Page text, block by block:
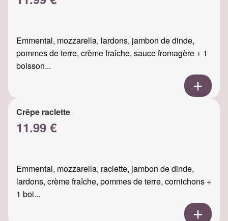
Emmental, mozzarella, lardons, jambon de dinde,
pommes de terre, crème fraîche, sauce fromagère + 1
boisson...
Crêpe raclette
11.99 €
Emmental, mozzarella, raclette, jambon de dinde,
lardons, crème fraîche, pommes de terre, cornichons +
1 boi...